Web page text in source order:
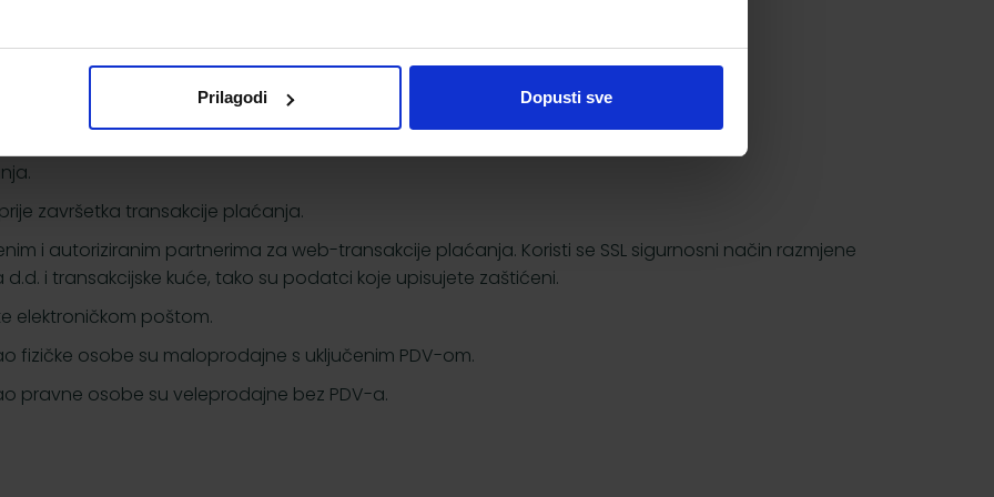
Prilagodi Dopusti sve
se uvijek nalazi na vrhu stranice s desne strane.
želite.
u desnom gornjem uglu ekrana.
završetka transakcije plaćanja.
i autoriziranim partnerima za web-transakcije plaćanja. Koristi se SSL sigurnosni način razmjene
i transakcijske kuće, tako su podatci koje upisujete zaštićeni.
elektroničkom poštom.
fizičke osobe su maloprodajne s uključenim PDV-om.
pravne osobe su veleprodajne bez PDV-a.